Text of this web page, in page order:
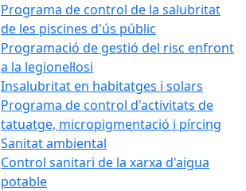
Programa de control de la salubritat
de les piscines d'ús públic
Programació de gestió del risc enfront
a la legionel·losi
Insalubritat en habitatges i solars
Programa de control d'activitats de
tatuatge, micropigmentació i pírcing
Sanitat ambiental
Control sanitari de la xarxa d'aigua
potable